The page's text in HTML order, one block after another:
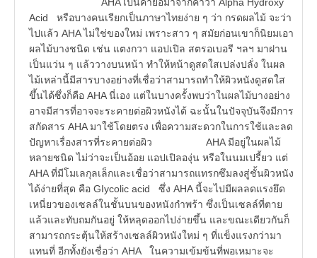
AHA เป็นคำย่อมาจากคำว่า Alpha Hydroxy
Acid หรือบางคนเรียกเป็นภาษาไทยง่าย ๆ ว่า กรดผลไม้ จะว่า
ไปแล้ว AHA ไม่ใช่ของใหม่ เพราะสาว ๆ สมัยก่อนเขาก็นิยมเอา
ผลไม้บางชนิด เช่น แตงกวา แอปเปิล สตรอเบอรี ฯลฯ มาฝาน
เป็นแว่น ๆ แล้ววางบนหน้า ทำให้หน้าดูสดใสเปล่งปลั่ง ในผล
ไม้เหล่านี้มีสารบางอย่างที่เชื่อว่าสามารถทำให้ผิวหนังดูสดใส
ขึ้นได้ซึ่งก็คือ AHA นี่เอง แต่ในบางครั้งพบว่าในผลไม้บางอย่าง
อาจมีสารที่อาจจะระคายต่อผิวหนังได้ ฉะนั้นในปัจจุบันจึงมีการ
สกัดสาร AHA มาใช้โดยตรง เพื่อความสะดวกในการใช้และลด
ปัญหาเรื่องสารที่ระคายต่อผิว AHA มีอยู่ในผลไม้
หลายชนิด ไม่ว่าจะเป็นอ้อย แอปเปิลองุ่น หรือในนมเปรี้ยว แต่
AHA ที่มีโมเลกุลเล็กและเชื่อว่าสามารถแทรกซึมลงสู่ชั้นผิวหนัง
ได้ง่ายที่สุด คือ GIycolic acid ซึ่ง AHA นี้จะไปมีผลลดแรงยึด
เหนี่ยวของเซลล์ในชั้นบนของหนังกำพร้า ซึ่งเป็นเซลล์ที่ตาย
แล้วและทับถมกันอยู่ ให้หลุดออกไปง่ายขึ้น และขณะเดียวกันก็
สามารถกระตุ้นให้สร้างเซลล์ผิวหนังใหม่ ๆ ที่แข็งแรงกว่ามา
แทนที่ อีกทั้งยังเชื่อว่า AHA ในความเข้มข้นที่พอเหมาะจะ